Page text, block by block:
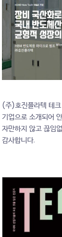
(주)호진플라텍 테
기업으로 소개되어
자만하지 않고 끊임
감사합니다.